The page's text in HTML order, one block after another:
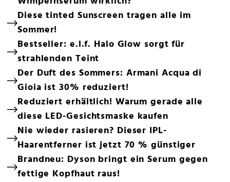
Diese tinted Sunscreen tragen alle im
Sommer!
Bestseller: e.l.f. Halo Glow sorgt für
strahlenden Teint
Der Duft des Sommers: Armani Acqua di
Gioia ist 30% reduziert!
Reduziert erhältlich! Warum gerade alle
diese LED-Gesichtsmaske kaufen
Nie wieder rasieren? Dieser IPL-
Haarentferner ist jetzt 70 % günstiger
Brandneu: Dyson bringt ein Serum gegen
fettige Kopfhaut raus!